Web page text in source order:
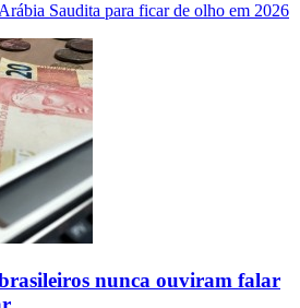
Saudita para ficar de olho em 2026
nunca ouviram falar